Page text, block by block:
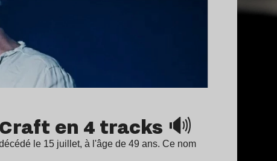
en 4 tracks 🔊
le 15 juillet, à l'âge de 49 ans. Ce nom